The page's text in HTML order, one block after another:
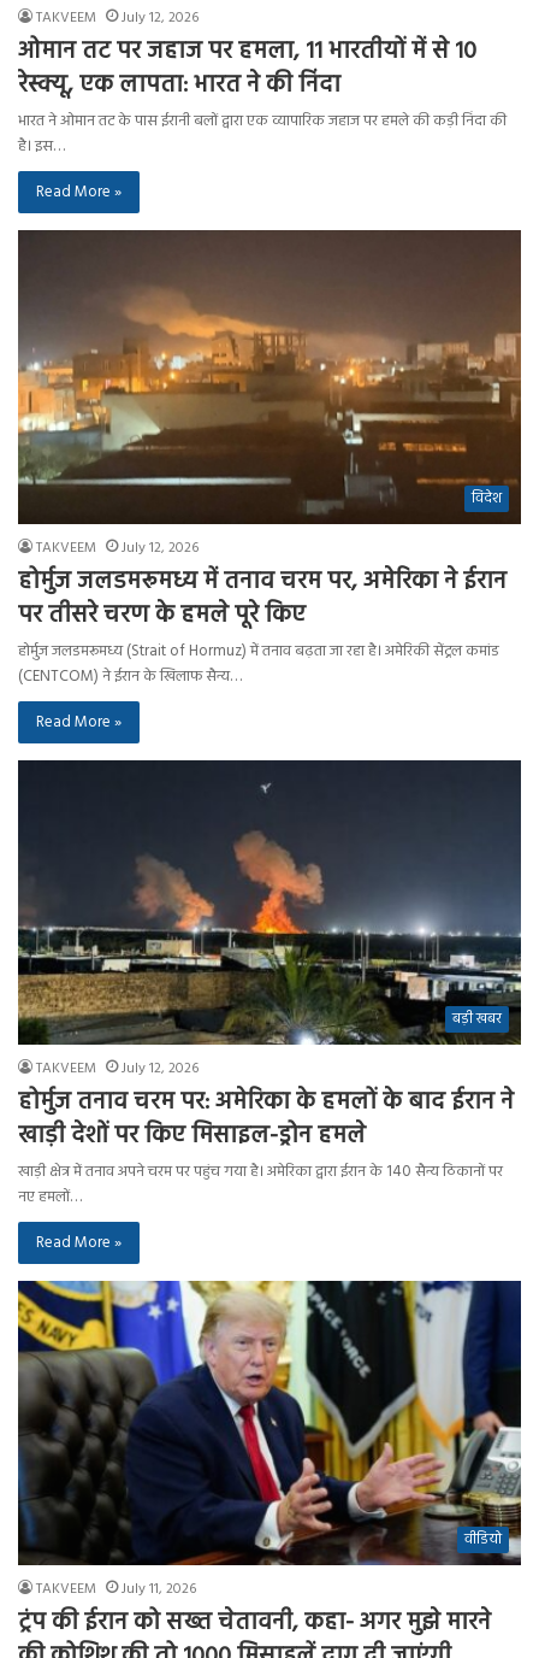
TAKVEEM July 12, 2026
ओमान तट पर जहाज पर हमला, 11 भारतीयों में से 10
रेस्क्यू, एक लापता: भारत ने की निंदा
भारत ने ओमान तट के पास ईरानी बलों द्वारा एक व्यापारिक जहाज पर हमले की कड़ी निंदा की
है। इस…
Read More »
विदेश
TAKVEEM July 12, 2026
होर्मुज जलडमरूमध्य में तनाव चरम पर, अमेरिका ने ईरान
पर तीसरे चरण के हमले पूरे किए
होर्मुज जलडमरूमध्य (Strait of Hormuz) में तनाव बढ़ता जा रहा है। अमेरिकी सेंट्रल कमांड
(CENTCOM) ने ईरान के खिलाफ सैन्य…
Read More »
बड़ी खबर
TAKVEEM July 12, 2026
होर्मुज तनाव चरम पर: अमेरिका के हमलों के बाद ईरान ने
खाड़ी देशों पर किए मिसाइल-ड्रोन हमले
खाड़ी क्षेत्र में तनाव अपने चरम पर पहुंच गया है। अमेरिका द्वारा ईरान के 140 सैन्य ठिकानों पर
नए हमलों…
Read More »
वीडियो
TAKVEEM July 11, 2026
ट्रंप की ईरान को सख्त चेतावनी, कहा- अगर मुझे मारने